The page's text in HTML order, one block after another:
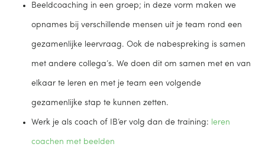
Beeldcoaching in een groep; in deze vorm maken we
opnames bij verschillende mensen uit je team rond een
gezamenlijke leervraag. Ook de nabespreking is samen
met andere collega’s. We doen dit om samen met en van
elkaar te leren en met je team een volgende
gezamenlijke stap te kunnen zetten.
Werk je als coach of IB’er volg dan de training: leren
coachen met beelden